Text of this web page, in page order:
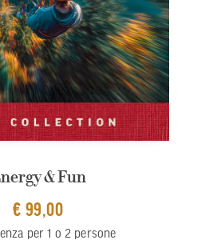
& Fun
€ 99,00
per 1 o 2 persone